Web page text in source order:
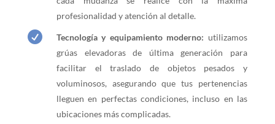
profesionalidad y atención al detalle.
 Tecnología y equipamiento moderno: utilizamos
grúas elevadoras de última generación para
facilitar el traslado de objetos pesados y
voluminosos, asegurando que tus pertenencias
lleguen en perfectas condiciones, incluso en las
ubicaciones más complicadas.